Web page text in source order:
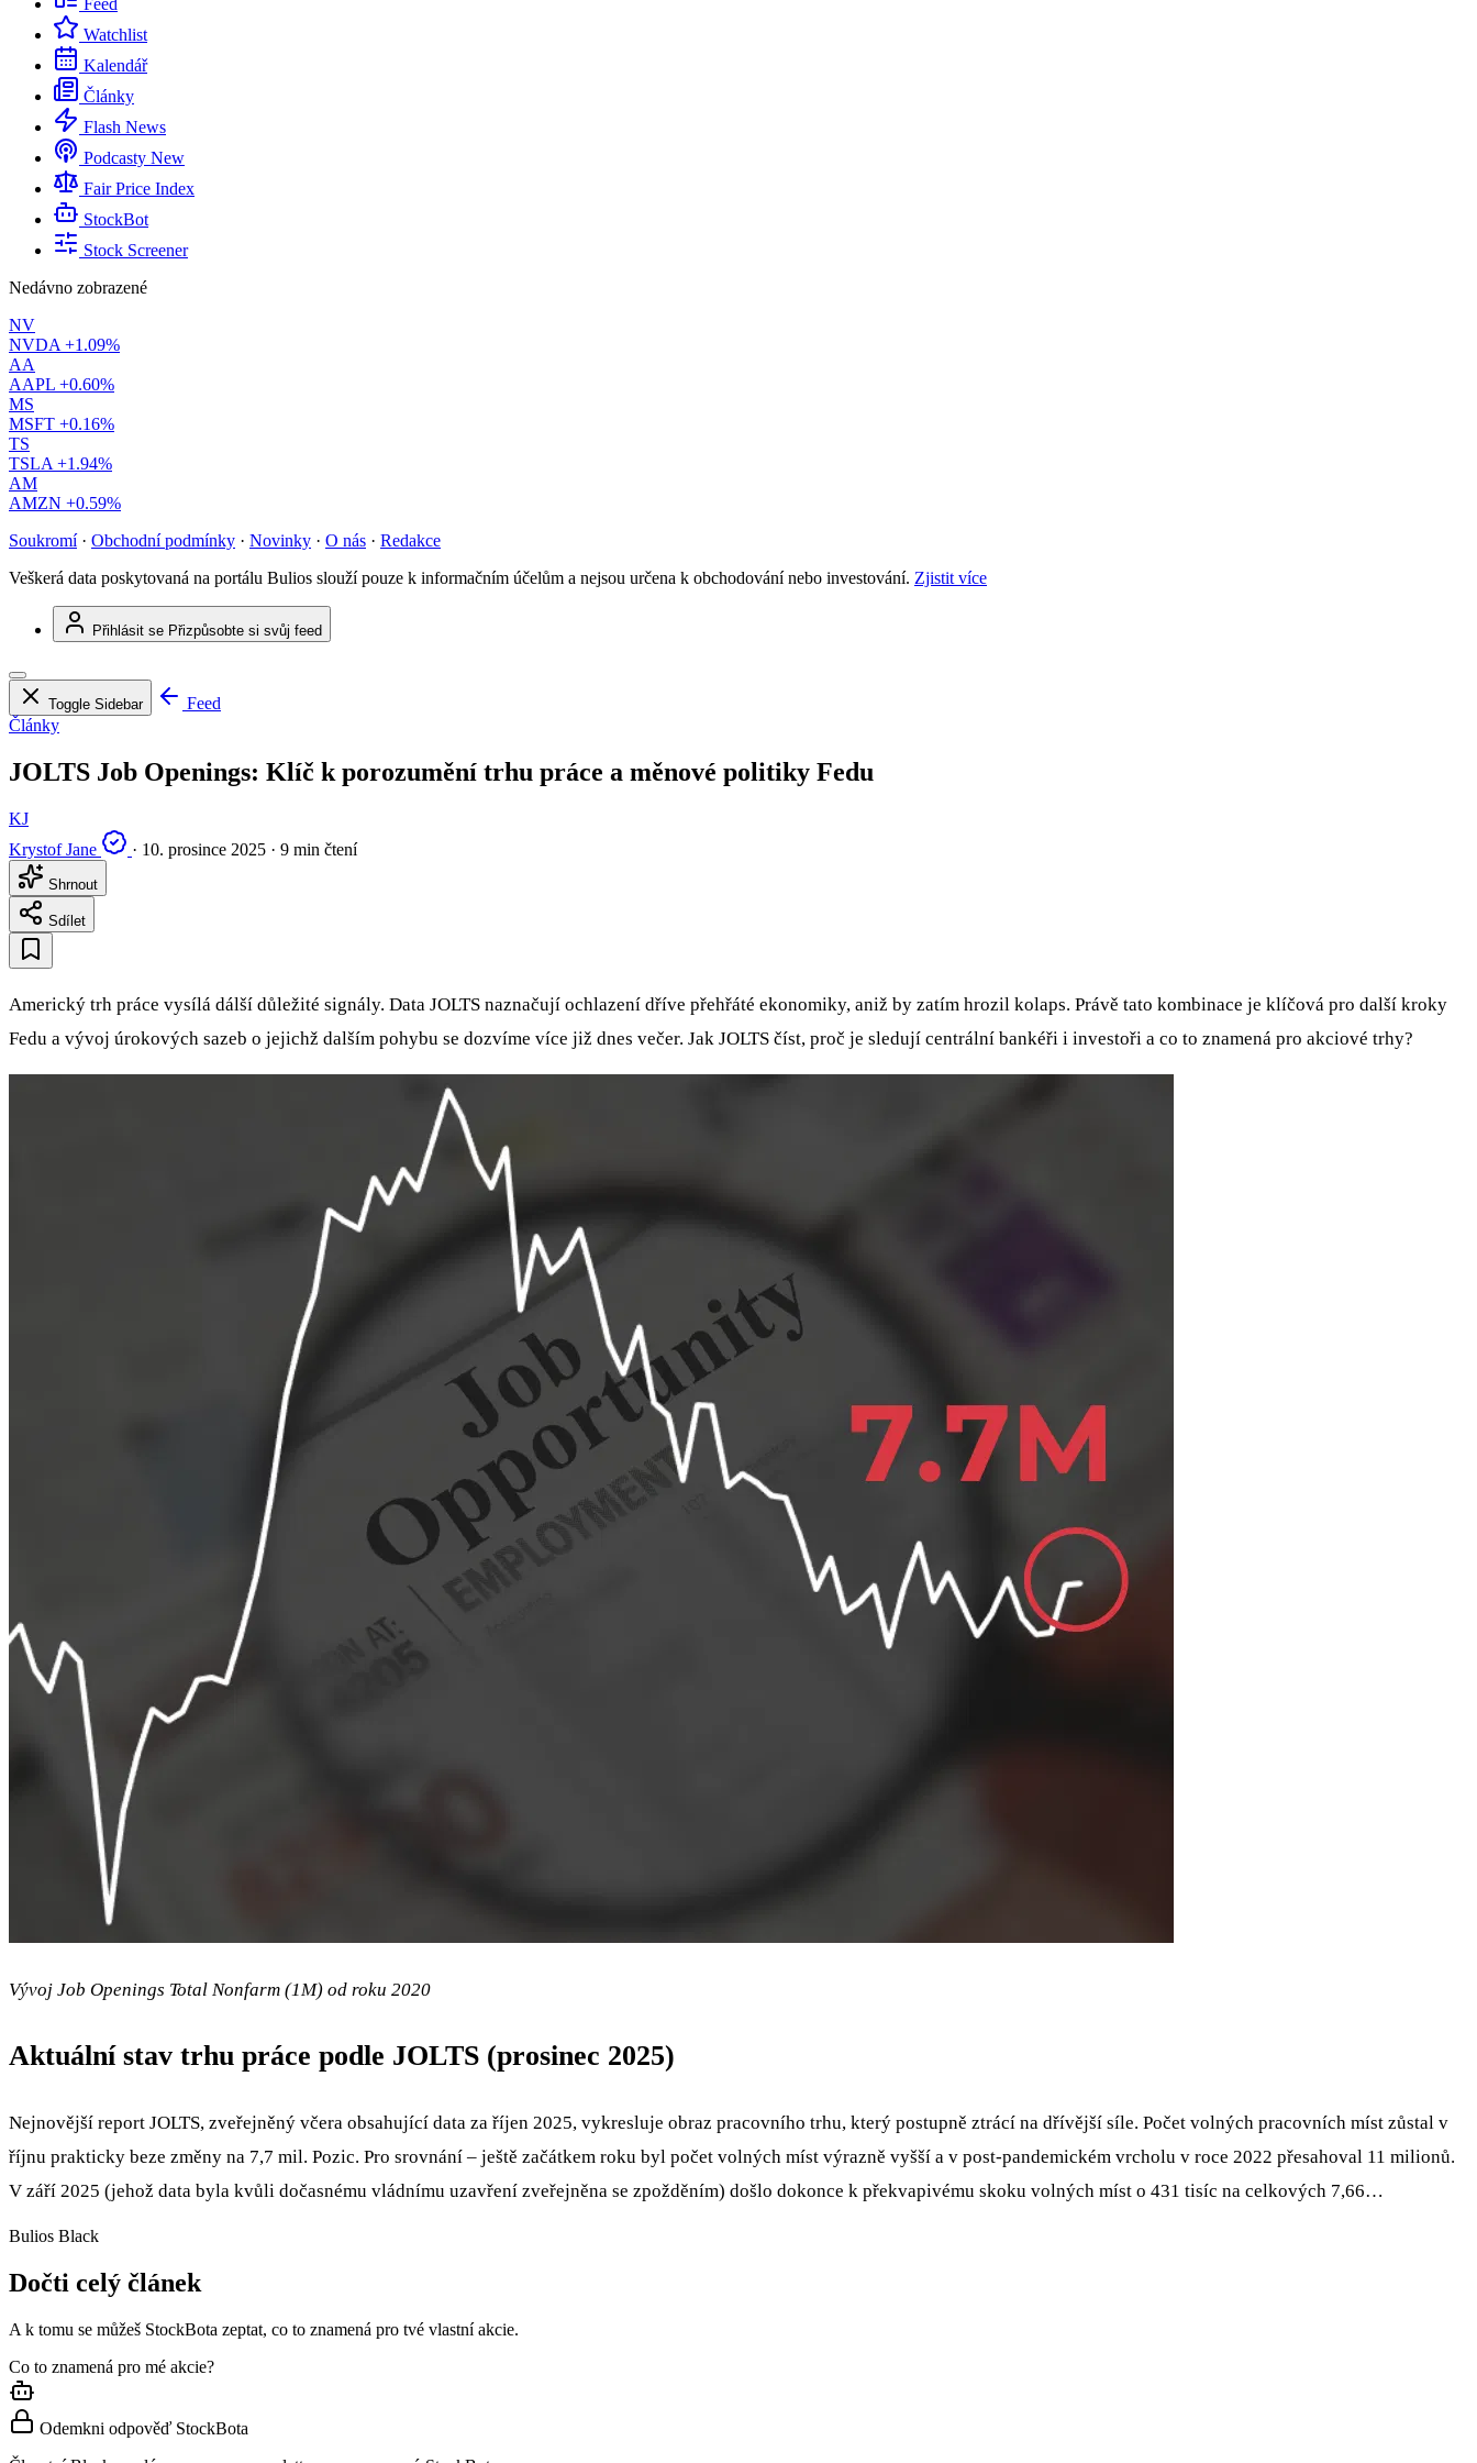
Feed
Watchlist
Kalendář
Články
Flash News
Podcasty New
Fair Price Index
StockBot
Stock Screener
Nedávno zobrazené
NV
NVDA +1.09%
AA
AAPL +0.60%
MS
MSFT +0.16%
TS
TSLA +1.94%
AM
AMZN +0.59%
Soukromí · Obchodní podmínky · Novinky · O nás · Redakce
Veškerá data poskytovaná na portálu Bulios slouží pouze k informačním účelům a nejsou určena k obchodování nebo investování. Zjistit více
Přihlásit se Přizpůsobte si svůj feed
Toggle Sidebar
Feed
Články
JOLTS Job Openings: Klíč k porozumění trhu práce a měnové politiky Fedu
KJ
Krystof Jane
· 10. prosince 2025 · 9 min čtení
Shrnout
Sdílet
Americký trh práce vysílá dálší důležité signály. Data JOLTS naznačují ochlazení dříve přehřáté ekonomiky, aniž by zatím hrozil kolaps. Právě tato kombinace je klíčová pro další kroky
Fedu a vývoj úrokových sazeb o jejichž dalším pohybu se dozvíme více již dnes večer. Jak JOLTS číst, proč je sledují centrální bankéři i investoři a co to znamená pro akciové trhy?
Vývoj Job Openings Total Nonfarm (1M) od roku 2020
Aktuální stav trhu práce podle JOLTS (prosinec 2025)
Nejnovější report JOLTS, zveřejněný včera obsahující data za říjen 2025, vykresluje obraz pracovního trhu, který postupně ztrácí na dřívější síle. Počet volných pracovních míst zůstal v
říjnu prakticky beze změny na 7,7 mil. Pozic. Pro srovnání – ještě začátkem roku byl počet volných míst výrazně vyšší a v post-pandemickém vrcholu v roce 2022 přesahoval 11 milionů.
V září 2025 (jehož data byla kvůli dočasnému vládnímu uzavření zveřejněna se zpožděním) došlo dokonce k překvapivému skoku volných míst o 431 tisíc na celkových 7,66…
Bulios Black
Dočti celý článek
A k tomu se můžeš StockBota zeptat, co to znamená pro tvé vlastní akcie.
Co to znamená pro mé akcie?
Odemkni odpověď StockBota